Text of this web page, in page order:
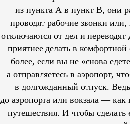
из пункта А в пункт В, они
проводят рабочие звонки или,
отключаются от дел и переводят
приятнее делать в комфортной
более, если вы не «снова
а отправляетесь в аэропорт,
в долгожданный отпуск.
до аэропорта или вокзала — как
путешествия. И чтобы сделать